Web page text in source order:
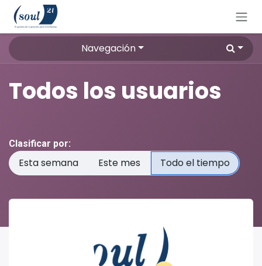
Ir al contenido
Navegación
Todos los usuarios
Clasificar por:
Esta semana Este mes Todo el tiempo